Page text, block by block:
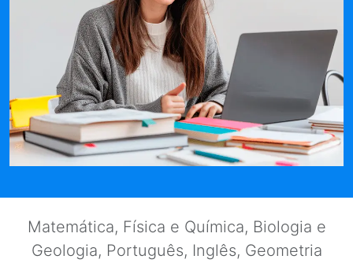
Matemática, Física e Química, Biologia e
Geologia, Português, Inglês, Geometria